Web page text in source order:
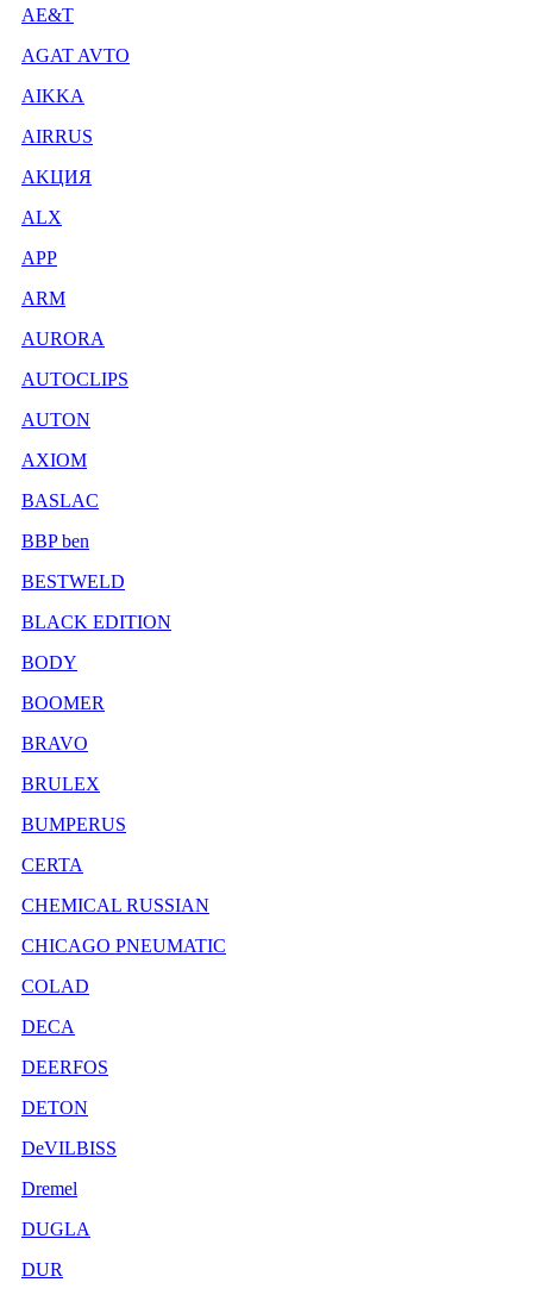
AE&T
AGAT AVTO
AIKKA
AIRRUS
AKЦИЯ
ALX
APP
ARM
AURORA
AUTOCLIPS
AUTON
AXIOM
BASLAC
BBP ben
BESTWELD
BLACK EDITION
BODY
BOOMER
BRAVO
BRULEX
BUMPERUS
CERTA
CHEMICAL RUSSIAN
CHICAGO PNEUMATIC
COLAD
DECA
DEERFOS
DETON
DeVILBISS
Dremel
DUGLA
DUR